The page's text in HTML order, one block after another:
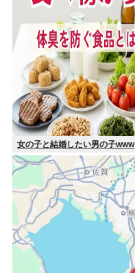
女の子と結婚したい男の子www